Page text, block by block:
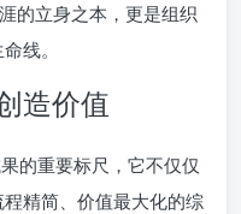
的立身之本，更是组织
线。
造价值
的重要标尺，它不仅仅
精简、价值最大化的综